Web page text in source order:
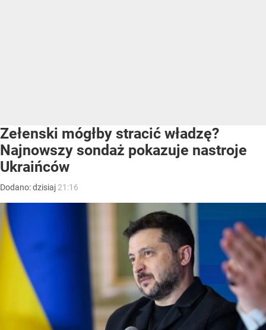
Zełenski mógłby stracić władzę?
Najnowszy sondaż pokazuje nastroje
Ukraińców
Dodano:dzisiaj 21:16